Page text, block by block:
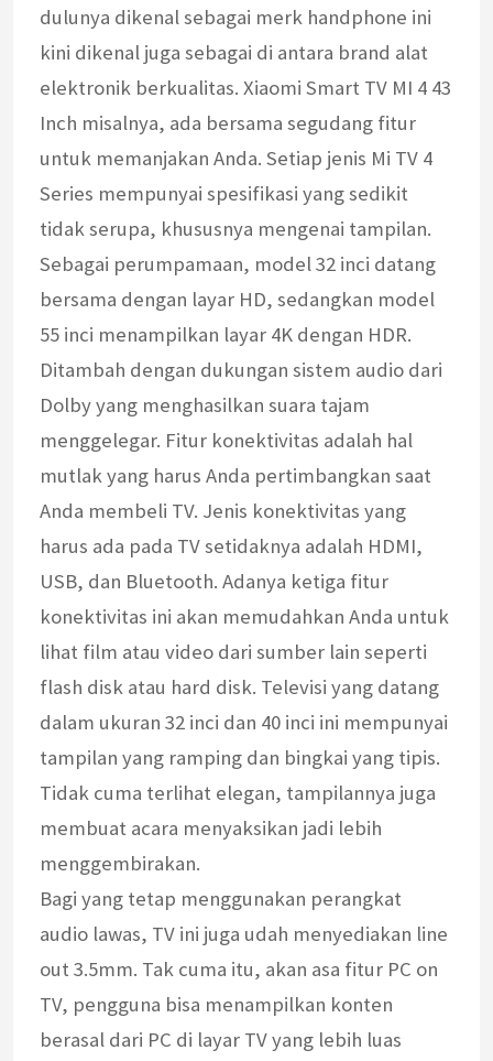
dulunya dikenal sebagai merk handphone ini
kini dikenal juga sebagai di antara brand alat
elektronik berkualitas. Xiaomi Smart TV MI 4 43
Inch misalnya, ada bersama segudang fitur
untuk memanjakan Anda. Setiap jenis Mi TV 4
Series mempunyai spesifikasi yang sedikit
tidak serupa, khususnya mengenai tampilan.
Sebagai perumpamaan, model 32 inci datang
bersama dengan layar HD, sedangkan model
55 inci menampilkan layar 4K dengan HDR.
Ditambah dengan dukungan sistem audio dari
Dolby yang menghasilkan suara tajam
menggelegar. Fitur konektivitas adalah hal
mutlak yang harus Anda pertimbangkan saat
Anda membeli TV. Jenis konektivitas yang
harus ada pada TV setidaknya adalah HDMI,
USB, dan Bluetooth. Adanya ketiga fitur
konektivitas ini akan memudahkan Anda untuk
lihat film atau video dari sumber lain seperti
flash disk atau hard disk. Televisi yang datang
dalam ukuran 32 inci dan 40 inci ini mempunyai
tampilan yang ramping dan bingkai yang tipis.
Tidak cuma terlihat elegan, tampilannya juga
membuat acara menyaksikan jadi lebih
menggembirakan.
Bagi yang tetap menggunakan perangkat
audio lawas, TV ini juga udah menyediakan line
out 3.5mm. Tak cuma itu, akan asa fitur PC on
TV, pengguna bisa menampilkan konten
berasal dari PC di layar TV yang lebih luas